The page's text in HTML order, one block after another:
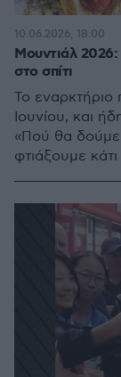
Μουντιάλ
στο σπίτι
Το εναρκτήριο
Ιουνίου, και
«Πού θα δούμε
φτιάξουμε κάτι
10.06.2026, 18:00